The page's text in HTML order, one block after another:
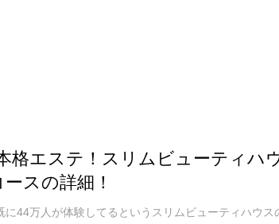
格エステ！スリムビューティハ
スの詳細！
44万人が体験してるというスリムビューティハウス